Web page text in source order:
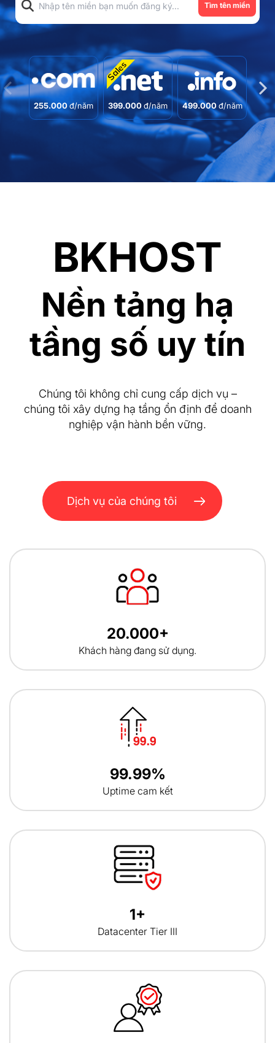
Tìm tên miền
255.000đ/năm 399.000đ/năm 499.000đ/năm
BKHOST
Nền tảng hạ
tầng số uy tín
Chúng tôi không chỉ cung cấp dịch vụ –
chúng tôi xây dựng hạ tầng ổn định để doanh
nghiệp vận hành bền vững.
Dịch vụ của chúng tôi
20.000+
Khách hàng đang sử dụng.
99.99%
Uptime cam kết
1+
Datacenter Tier III